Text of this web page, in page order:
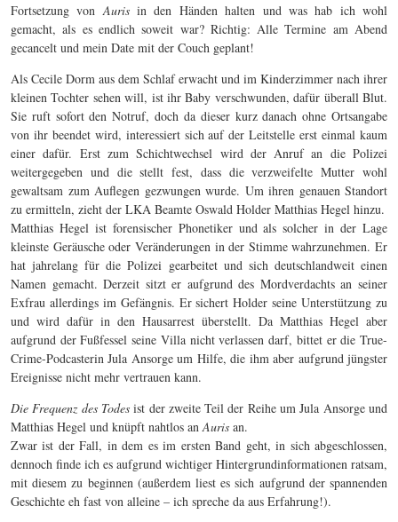
Fortsetzung vonAurisin den Händen halten und was hab ich wohl
gemacht, als es endlich soweit war? Richtig: Alle Termine am Abend
gecancelt und mein Date mit der Couch geplant!
Als Cecile Dorm aus dem Schlaf erwacht und im Kinderzimmer nach ihrer
kleinen Tochter sehen will, ist ihr Baby verschwunden, dafür überall Blut.
Sie ruft sofort den Notruf, doch da dieser kurz danach ohne Ortsangabe
von ihr beendet wird, interessiert sich auf der Leitstelle erst einmal kaum
einer dafür. Erst zum Schichtwechsel wird der Anruf an die Polizei
weitergegeben und die stellt fest, dass die verzweifelte Mutter wohl
gewaltsam zum Auflegen gezwungen wurde. Um ihren genauen Standort
zu ermitteln, zieht der LKA Beamte Oswald Holder Matthias Hegel hinzu.
Matthias Hegel ist forensischer Phonetiker und als solcher in der Lage
kleinste Geräusche oder Veränderungen in der Stimme wahrzunehmen. Er
hat jahrelang für die Polizei gearbeitet und sich deutschlandweit einen
Namen gemacht. Derzeit sitzt er aufgrund des Mordverdachts an seiner
Exfrau allerdings im Gefängnis. Er sichert Holder seine Unterstützung zu
und wird dafür in den Hausarrest überstellt. Da Matthias Hegel aber
aufgrund der Fußfessel seine Villa nicht verlassen darf, bittet er die True-
Crime-Podcasterin Jula Ansorge um Hilfe, die ihm aber aufgrund jüngster
Ereignisse nicht mehr vertrauen kann.
Die Frequenz des Todesist der zweite Teil der Reihe um Jula Ansorge und
Matthias Hegel und knüpft nahtlos anAuris an.
Zwar ist der Fall, in dem es im ersten Band geht, in sich abgeschlossen,
dennoch finde ich es aufgrund wichtiger Hintergrundinformationen ratsam,
mit diesem zu beginnen (außerdem liest es sich aufgrund der spannenden
Geschichte eh fast von alleine – ich spreche da aus Erfahrung!).